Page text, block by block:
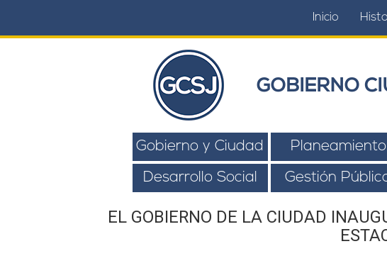
Inicio
GOBIERNO
Gobierno y Ciudad Planeamiento
Desarrollo Social Gestión
EL GOBIERNO DE LA CIUDAD